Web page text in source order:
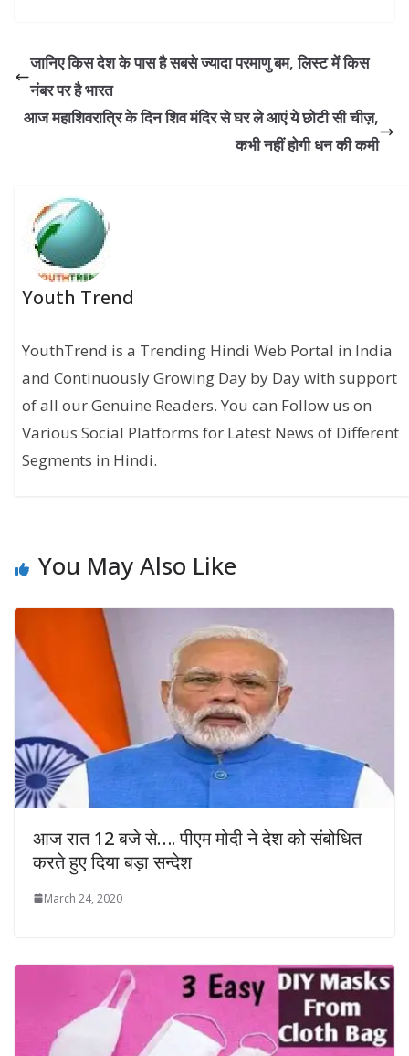
जानिए किस देश के पास है सबसे ज्यादा परमाणु बम, लिस्ट में किस
नंबर पर है भारत
आज महाशिवरात्रि के दिन शिव मंदिर से घर ले आएं ये छोटी सी चीज़,
कभी नहीं होगी धन की कमी
Youth Trend
YouthTrend is a Trending Hindi Web Portal in India
and Continuously Growing Day by Day with support
of all our Genuine Readers. You can Follow us on
Various Social Platforms for Latest News of Different
Segments in Hindi.
You May Also Like
आज रात 12 बजे से…. पीएम मोदी ने देश को संबोधित
करते हुए दिया बड़ा सन्देश
March 24, 2020